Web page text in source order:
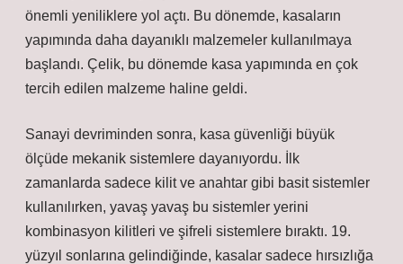
önemli yeniliklere yol açtı. Bu dönemde, kasaların
yapımında daha dayanıklı malzemeler kullanılmaya
başlandı. Çelik, bu dönemde kasa yapımında en çok
tercih edilen malzeme haline geldi.
Sanayi devriminden sonra, kasa güvenliği büyük
ölçüde mekanik sistemlere dayanıyordu. İlk
zamanlarda sadece kilit ve anahtar gibi basit sistemler
kullanılırken, yavaş yavaş bu sistemler yerini
kombinasyon kilitleri ve şifreli sistemlere bıraktı. 19.
yüzyıl sonlarına gelindiğinde, kasalar sadece hırsızlığa